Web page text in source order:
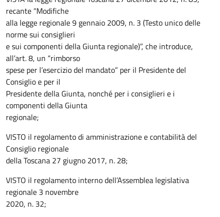
recante “Modifiche
alla legge regionale 9 gennaio 2009, n. 3 (Testo unico delle
norme sui consiglieri
e sui componenti della Giunta regionale)”, che introduce,
all’art. 8, un “rimborso
spese per l’esercizio del mandato” per il Presidente del
Consiglio e per il
Presidente della Giunta, nonché per i consiglieri e i
componenti della Giunta
regionale;
VISTO il regolamento di amministrazione e contabilità del
Consiglio regionale
della Toscana 27 giugno 2017, n. 28;
VISTO il regolamento interno dell’Assemblea legislativa
regionale 3 novembre
2020, n. 32;